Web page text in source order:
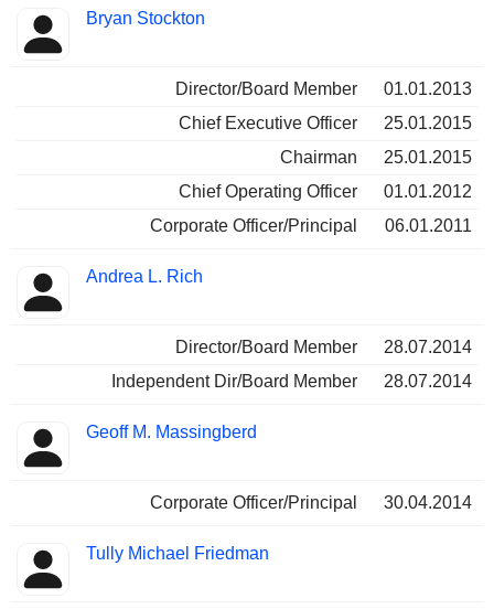
Bryan Stockton
Director/Board Member
01.01.2013
Chief Executive Officer
25.01.2015
Chairman
25.01.2015
Chief Operating Officer
01.01.2012
Corporate Officer/Principal
06.01.2011
Andrea L. Rich
Director/Board Member
28.07.2014
Independent Dir/Board Member
28.07.2014
Geoff M. Massingberd
Corporate Officer/Principal 30.04.2014
Tully Michael Friedman